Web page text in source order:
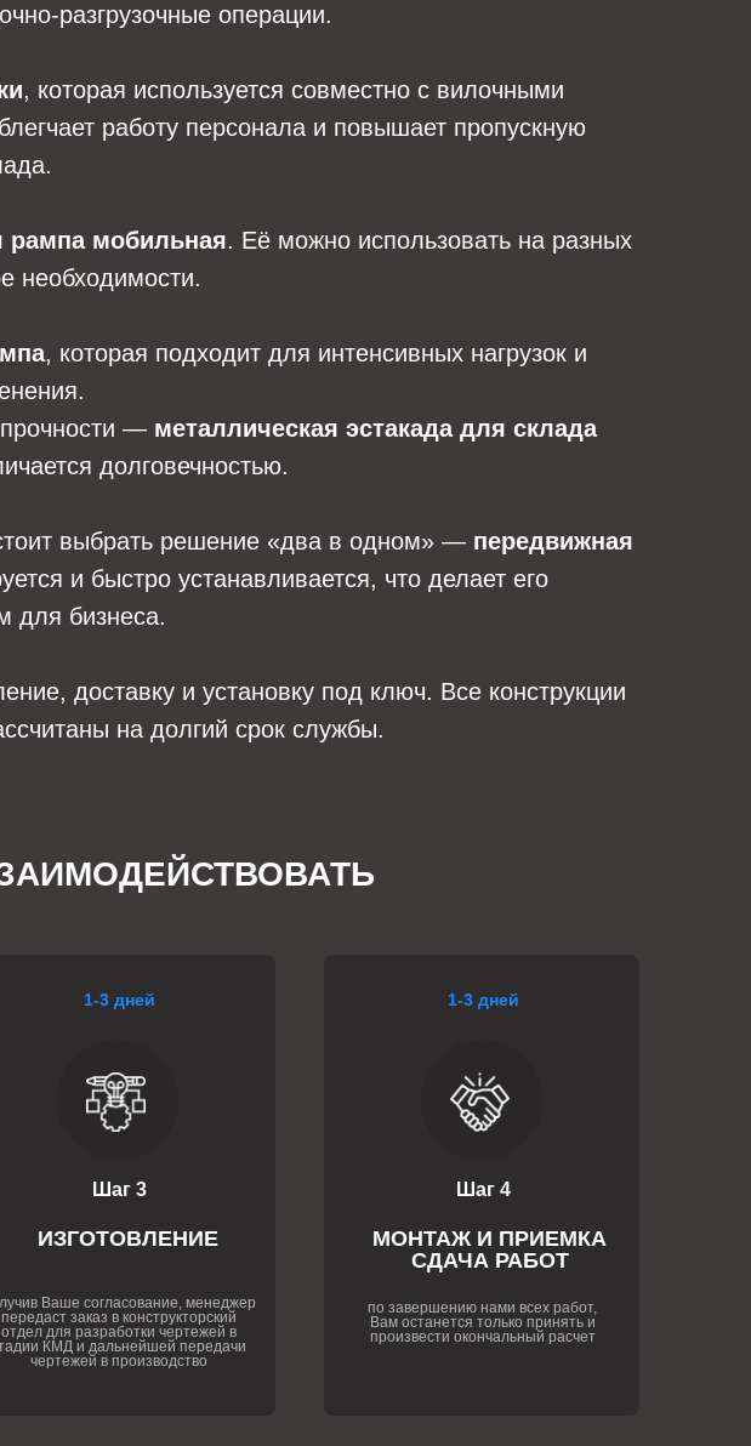
разгрузочные операции.
, которая используется совместно с вилочными
работу персонала и повышает пропускную
рампа мобильная. Её можно использовать на разных
необходимости.
, которая подходит для интенсивных нагрузок и
— металлическая эстакада для склада
долговечностью.
выбрать решение «два в одном» — передвижная
и быстро устанавливается, что делает его
для бизнеса.
доставку и установку под ключ. Все конструкции
на долгий срок службы.
1-3 дней
Шаг 4
МОНТАЖ И ПРИЕМКА
СДАЧА РАБОТ
по завершению нами всех работ,
Вам останется только принять и
произвести окончальный расчет
1-3 дней
Шаг 3
ИЗГОТОВЛЕНИЕ
Ваше согласование, менеджер
передаст заказ в конструкторский
отдел для разработки чертежей в
КМД и дальнейшей передачи
чертежей в производство